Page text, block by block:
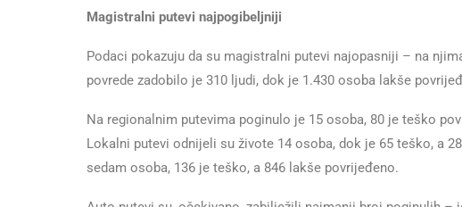
Magistralni putevi najpogibeljniji
Podaci pokazuju da su magistralni putevi najopasniji – na
povrede zadobilo je 310 ljudi, dok je 1.430 osoba lakše
Na regionalnim putevima poginulo je 15 osoba, 80 je teško
Lokalni putevi odnijeli su živote 14 osoba, dok je 65 teško, a
sedam osoba, 136 je teško, a 846 lakše povrijeđeno.